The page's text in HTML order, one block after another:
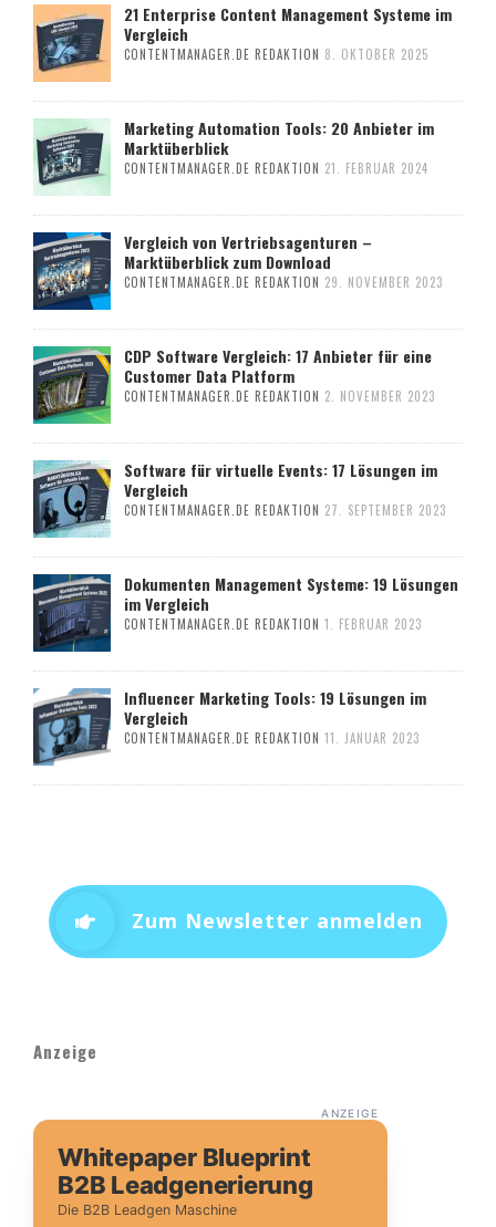
21 Enterprise Content Management Systeme im
Vergleich
CONTENTMANAGER.DE REDAKTION 8. OKTOBER 2025
Marketing Automation Tools: 20 Anbieter im
Marktüberblick
CONTENTMANAGER.DE REDAKTION 21. FEBRUAR 2024
Vergleich von Vertriebsagenturen –
Marktüberblick zum Download
CONTENTMANAGER.DE REDAKTION 29. NOVEMBER 2023
CDP Software Vergleich: 17 Anbieter für eine
Customer Data Platform
CONTENTMANAGER.DE REDAKTION 2. NOVEMBER 2023
Software für virtuelle Events: 17 Lösungen im
Vergleich
CONTENTMANAGER.DE REDAKTION 27. SEPTEMBER 2023
Dokumenten Management Systeme: 19 Lösungen
im Vergleich
CONTENTMANAGER.DE REDAKTION 1. FEBRUAR 2023
Influencer Marketing Tools: 19 Lösungen im
Vergleich
CONTENTMANAGER.DE REDAKTION 11. JANUAR 2023
Zum Newsletter anmelden
Anzeige